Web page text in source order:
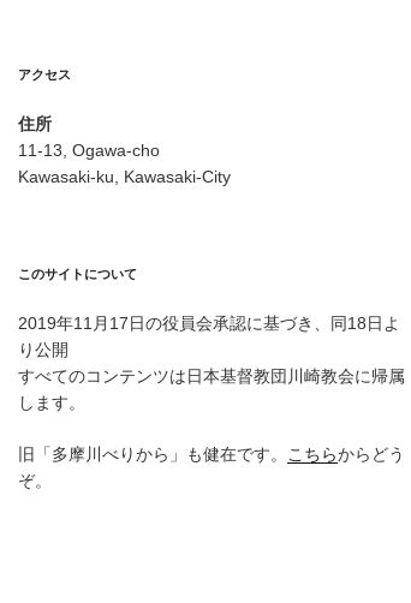
アクセス
住所
11-13, Ogawa-cho
Kawasaki-ku, Kawasaki-City
このサイトについて
2019年11月17日の役員会承認に基づき、同18日よ
り公開
すべてのコンテンツは日本基督教団川崎教会に帰属
します。
旧「多摩川べりから」も健在です。 こちらからどう
ぞ。